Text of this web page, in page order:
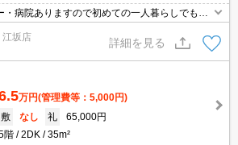
・病院ありますので初めての一人暮らしでも安
江坂店
詳細を見る
万円(管理費等：5,000円)
敷
なし 礼
65,000円
階
2DK 35m²